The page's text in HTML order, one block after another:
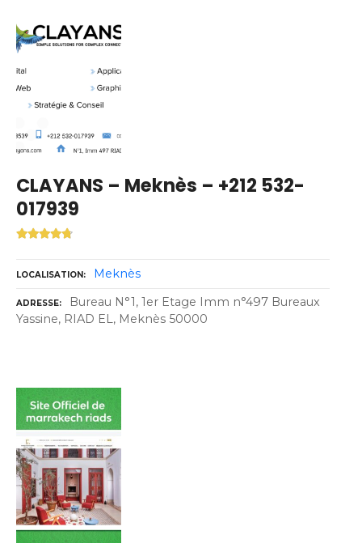
CLAYANS – Meknès – +212 532-
017939
LOCALISATION Meknès
ADRESSE
Bureau N°1, 1er Etage Imm n°497 Bureaux
Yassine, RIAD EL, Meknès 50000